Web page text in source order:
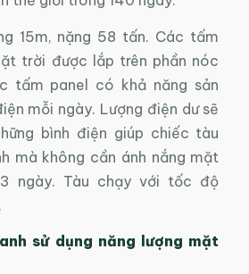
15m, nặng 58 tấn. Các tấm
trời được lắp trên phần nóc
tấm panel có khả năng sản
mỗi ngày. Lượng điện dư sẽ
bình điện giúp chiếc tàu
mà không cần ánh nắng mặt
ngày. Tàu chạy với tốc độ
sử dụng năng lượng mặt